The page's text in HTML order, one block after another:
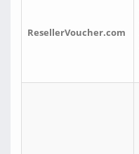
ResellerVoucher.com